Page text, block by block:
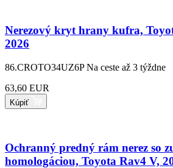
Nerezový kryt hrany kufra,
2026
86.CROTO34UZ6P Na ceste až 3 týždne
63,60 EUR
Kúpiť
Ochranný predný rám nerez so
homologáciou, Toyota Rav4 V,